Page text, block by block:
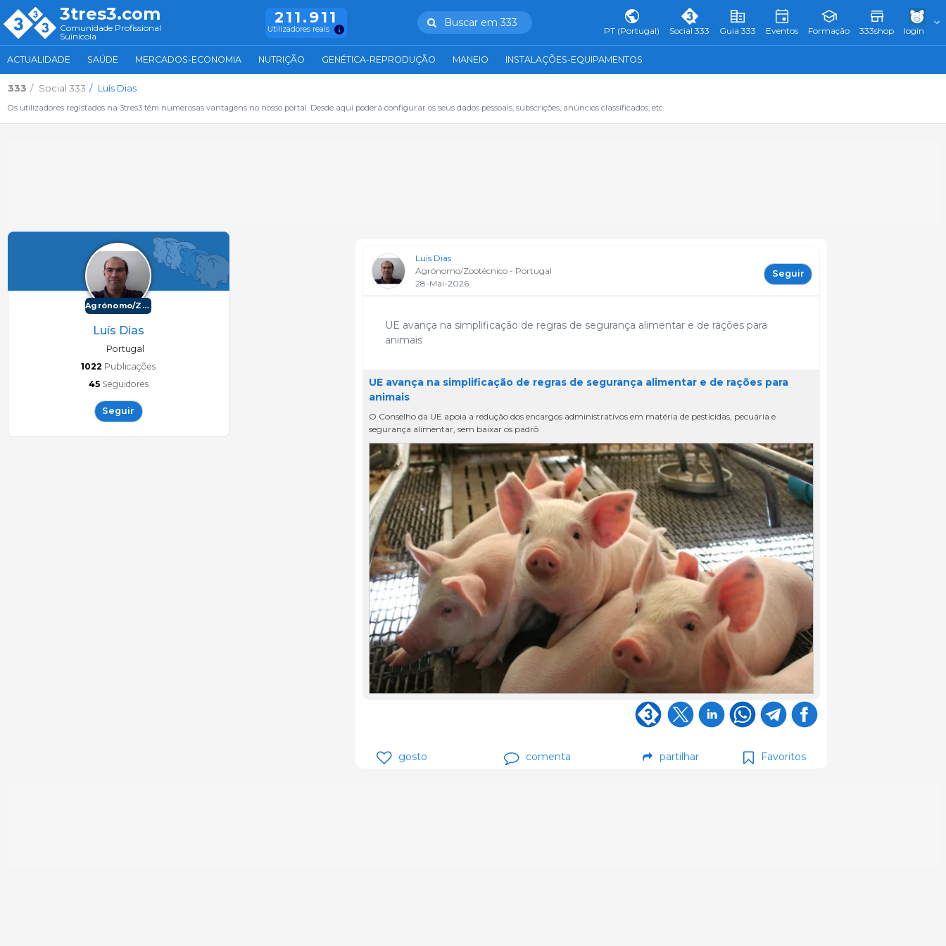
3tres3.com
Comunidade Profissional
Suinícola
211.911
Utilizadores reais
Buscar em 333
PT (Portugal) Social 333 Guia 333 Eventos Formação 333shop login
ACTUALIDADE SAÚDE MERCADOS-ECONOMIA NUTRIÇÃO GENÉTICA-REPRODUÇÃO MANEIO INSTALAÇÕES-EQUIPAMENTOS
333 Social 333 Luís Dias
Os utilizadores registados na 3tres3 têm numerosas vantagens no nosso portal. Desde aqui poderá configurar os seus dados pessoais, subscrições, anúncios classificados, etc.
Agrónomo/Zootécnico
Luís Dias
Portugal
1022 Publicações
45 Seguidores
Seguir
Luís Dias
Agrónomo/Zootécnico - Portugal
28-Mai-2026
Seguir
UE avança na simplificação de regras de segurança alimentar e de rações para
animais
UE avança na simplificação de regras de segurança alimentar e de rações para
animais
O Conselho da UE apoia a redução dos encargos administrativos em matéria de pesticidas, pecuária e
segurança alimentar, sem baixar os padrõ
gosto comenta partilhar Favoritos